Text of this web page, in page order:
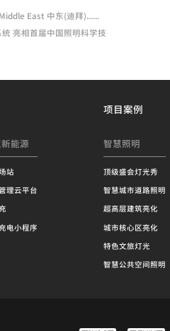
East 中东(迪拜)......
亮相首届中国照明科学技
能源
站
理云平台
电小程序
项目案例
智慧照明
顶级盛会灯光秀
智慧城市道路照明
超高层建筑亮化
城市核心区亮化
特色文旅灯光
智慧公共空间照明